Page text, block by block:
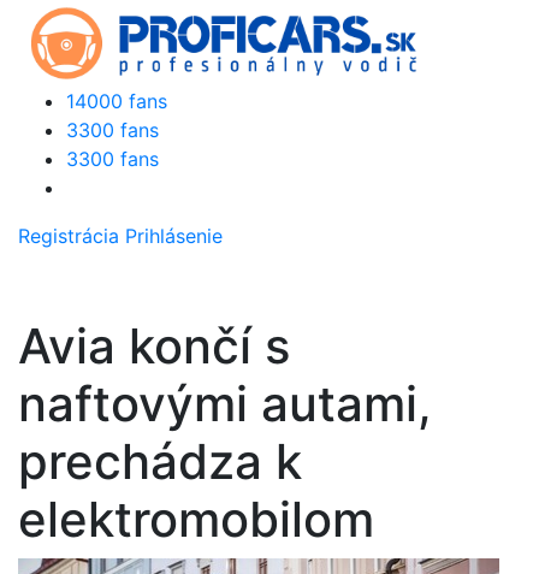
14000 fans
3300 fans
3300 fans
Registrácia Prihlásenie
Avia končí s
naftovými autami,
prechádza k
elektromobilom